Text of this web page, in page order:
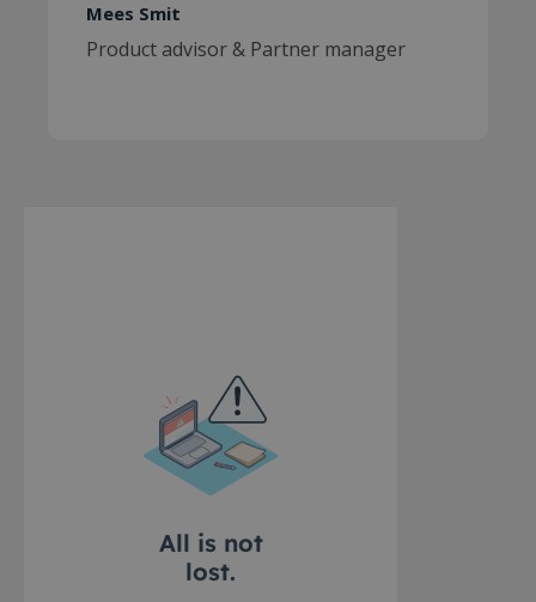
Mees Smit
Product advisor & Partner manager